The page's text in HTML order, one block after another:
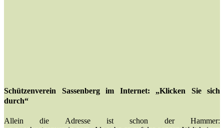
Schützenverein Sassenberg im Internet: „Klicken Sie sich
durch“
Allein die Adresse ist schon der Hammer: